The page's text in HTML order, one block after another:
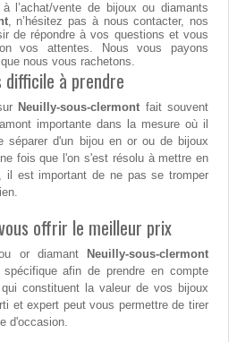
l’achat/vente de bijoux ou diamants
, n’hésitez pas à nous contacter, nos
de répondre à vos questions et vous
vos attentes. Nous vous payons
nous vous rachetons.
difficile à prendre
Neuilly-sous-clermont fait souvent
importante dans la mesure où il
séparer d'un bijou en or ou de bijoux
fois que l'on s'est résolu à mettre en
il est important de ne pas se tromper
offrir le meilleur prix
or diamant Neuilly-sous-clermont
afin de prendre en compte
constituent la valeur de vos bijoux
et expert peut vous permettre de tirer
d'occasion.